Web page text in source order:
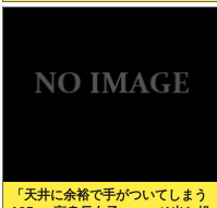
「天井に余裕で手がついてしまう